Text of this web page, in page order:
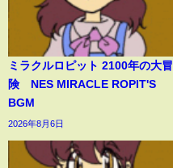
ミラクルロピット 2100年の大冒
険 NES MIRACLE ROPIT'S
BGM
2026年8月6日